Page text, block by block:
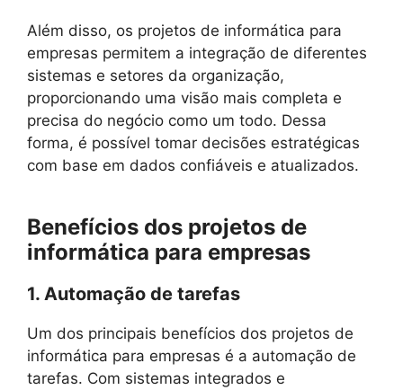
Além disso, os projetos de informática para
empresas permitem a integração de diferentes
sistemas e setores da organização,
proporcionando uma visão mais completa e
precisa do negócio como um todo. Dessa
forma, é possível tomar decisões estratégicas
com base em dados confiáveis e atualizados.
Benefícios dos projetos de
informática para empresas
1. Automação de tarefas
Um dos principais benefícios dos projetos de
informática para empresas é a automação de
tarefas. Com sistemas integrados e